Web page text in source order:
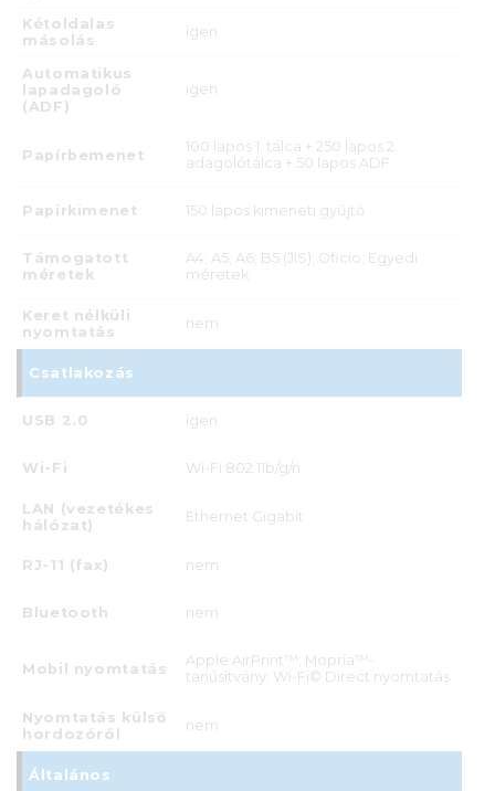
Kétoldalas
másolás
igen
Automatikus
lapadagoló
(ADF)
igen
Papírbemenet
100 lapos 1. tálca + 250 lapos 2.
adagolótálca + 50 lapos ADF
Papírkimenet 150 lapos kimeneti gyűjtő
Támogatott
méretek
A4; A5; A6; B5 (JIS); Oficio; Egyedi
méretek
Keret nélküli
nyomtatás
nem
Csatlakozás
USB 2.0 igen
Wi-Fi Wi-Fi 802.11b/g/n
LAN (vezetékes
hálózat)
Ethernet Gigabit
RJ-11 (fax) nem
Bluetooth nem
Mobil nyomtatás
Apple AirPrint™; Mopria™-
tanúsítvány; Wi-Fi© Direct nyomtatás
Nyomtatás külső
hordozóról
nem
Általános